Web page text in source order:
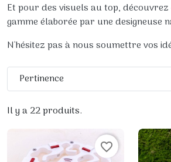
Et pour des visuels au top,
gamme élaborée par une designeuse
N'hésitez pas à nous soumettre vos
Il y a 22 produits.
Pertinence
favorite_border